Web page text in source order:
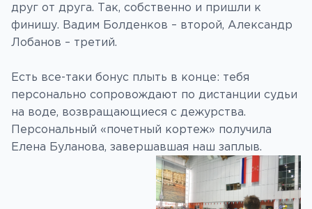
друг от друга. Так, собственно и пришли к
финишу. Вадим Болденков – второй, Александр
Лобанов – третий.
Есть все-таки бонус плыть в конце: тебя
персонально сопровождают по дистанции судьи
на воде, возвращающиеся с дежурства.
Персональный «почетный кортеж» получила
Елена Буланова, завершавшая наш заплыв.